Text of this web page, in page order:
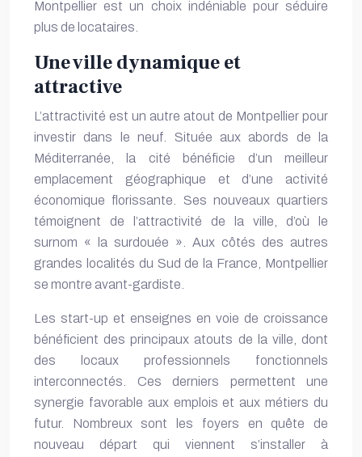
Montpellier est un choix indéniable pour séduire
plus de locataires.
Une ville dynamique et
attractive
L’attractivité est un autre atout de Montpellier pour
investir dans le neuf. Située aux abords de la
Méditerranée, la cité bénéficie d’un meilleur
emplacement géographique et d’une activité
économique florissante. Ses nouveaux quartiers
témoignent de l’attractivité de la ville, d’où le
surnom « la surdouée ». Aux côtés des autres
grandes localités du Sud de la France, Montpellier
se montre avant-gardiste.
Les start-up et enseignes en voie de croissance
bénéficient des principaux atouts de la ville, dont
des locaux professionnels fonctionnels
interconnectés. Ces derniers permettent une
synergie favorable aux emplois et aux métiers du
futur. Nombreux sont les foyers en quête de
nouveau départ qui viennent s’installer à